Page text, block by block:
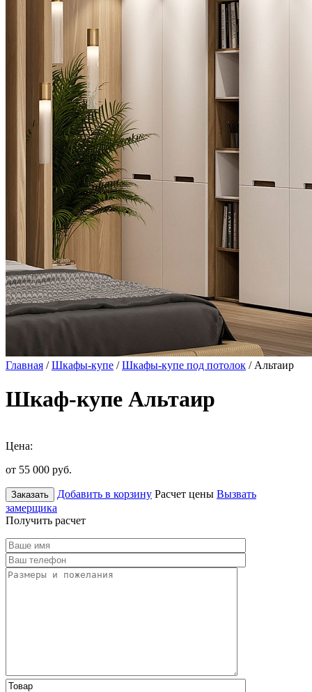
Главная /Шкафы-купе /Шкафы-купе под потолок / Альтаир
Шкаф-купе Альтаир
Цена:
от 55 000 руб.
Заказать Добавить в корзину Расчет цены Вызвать
замерщика
Получить расчет